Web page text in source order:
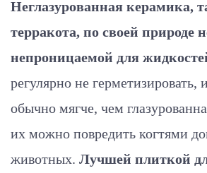
Неглазурованная керамика,
терракота, по своей природе
непроницаемой для
регулярно не герметизировать,
обычно мягче, чем
их можно повредить когтями
животных. Лучшей плиткой